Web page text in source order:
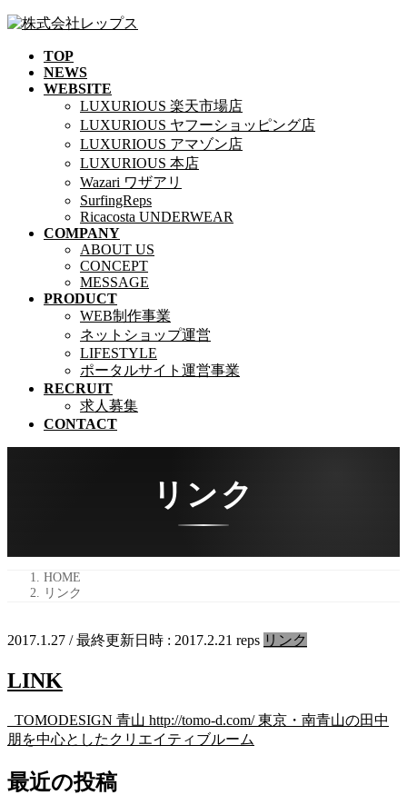
コ
ナ
TOP
NEWS
WEBSITE
LUXURIOUS 楽天市場店
LUXURIOUS ヤフーショッピング店
LUXURIOUS アマゾン店
LUXURIOUS 本店
Wazari ワザアリ
SurfingReps
Ricacosta UNDERWEAR
COMPANY
ABOUT US
CONCEPT
MESSAGE
PRODUCT
WEB制作事業
ネットショップ運営
LIFESTYLE
ポータルサイト運営事業
RECRUIT
求人募集
CONTACT
リンク
HOME
リンク
2017.1.27 / 最終更新日時 : 2017.2.21 reps リンク
LINK
TOMODESIGN 青山 http://tomo-d.com/ 東京・南青山の田中
朋を中心としたクリエイティブルーム
最近の投稿